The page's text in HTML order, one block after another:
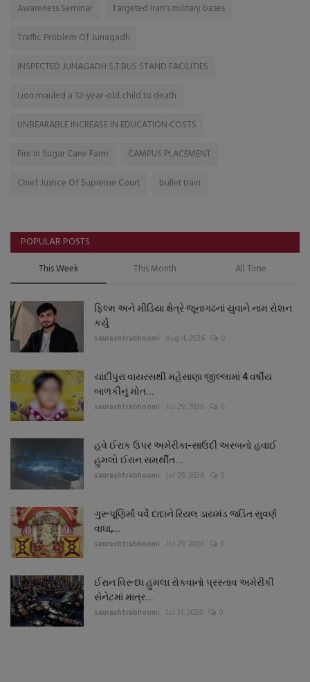
Awareness Seminar
Targeted Iran's military bases
Traffic Problem Of Junagadh
INSPECTED JUNAGADH S.T.BUS STAND FACILITIES
Lion mauled a 12-year-old child to death
UNBEARABLE INCREASE IN EDUCATION COSTS
Fire In Sugar Cane Farm
CAMPUS PLACEMENT
Chief Justice Of Supreme Court
bullet train
POPULAR POSTS
This Week This Month All Time
ફિલ્મ અને મીડિયા ક્ષેત્રે જૂનાગઢનાં યુવાને નામ રોશન
કર્યું
saurashtrabhoomi Aug 4, 2026 0
ચાંદીપુરા વાયરસથી મહેસાણા જીલ્લામાં 4 વર્ષીય
બાળકીનું મોત...
saurashtrabhoomi Jul 29, 2026 0
હવે ઈરાક ઉપર અમેરીકા-સાઉદી અરબનો હવાઈ
હુમલો ઈરાન સમર્થીત...
saurashtrabhoomi Jul 29, 2026 0
ગુરૂપૂણિર્માં પર્વે દાદાને રિયલ ડાયમંડ જડિત સુવર્ણ
વાઘા,...
saurashtrabhoomi Jul 29, 2026 0
ઈરાન વિરૂધ્ધ હુમલા રોકવાનો પ્રસ્તાવ અમેરીકી
સેનેટમાં માત્ર...
saurashtrabhoomi Jul 31, 2026 0